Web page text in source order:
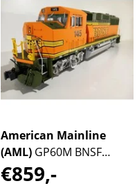
American Mainline
(AML) GP60M BNSF
"Heritage" #146
€859,-